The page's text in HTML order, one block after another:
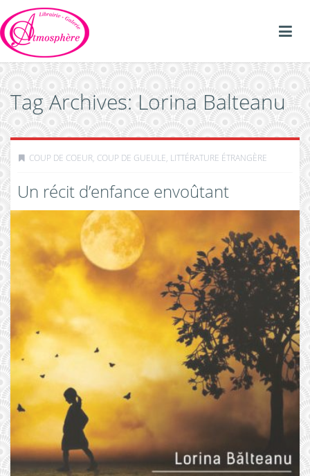
Tag Archives: Lorina Balteanu
COUP DE COEUR, COUP DE GUEULE, LITTÉRATURE ÉTRANGÈRE
Un récit d’enfance envoûtant